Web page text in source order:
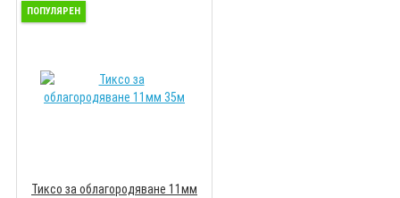
ПОПУЛЯРЕН
Тиксо за облагородяване 11мм